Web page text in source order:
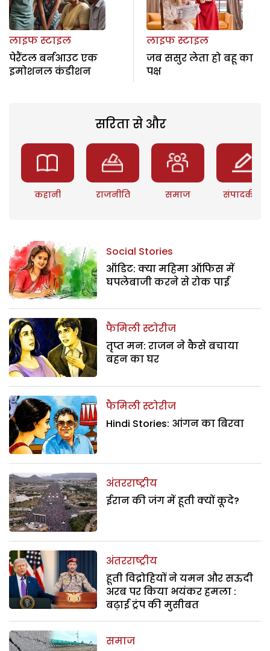
लाइफ स्टाइल
पेरैंटल बर्नआउट एक
इमोशनल कंडीशन
लाइफ स्टाइल
जब ससुर लेता हो बहू का
पक्ष
सरिता से और
कहानी राजनीति समाज संपादकीय
Social Stories
ऑडिट: क्या महिमा ऑफिस में
घपलेबाजी करने से रोक पाई
फैमिली स्टोरीज
तृप्त मन: राजन ने कैसे बचाया
बहन का घर
फैमिली स्टोरीज
Hindi Stories: आंगन का बिरवा
अंतरराष्ट्रीय
ईरान की जंग में हूती क्यों कूदे?
अंतरराष्ट्रीय
हूती विद्रोहियों ने यमन और सऊदी
अरब पर किया भयंकर हमला :
बढ़ाई ट्रंप की मुसीबत
समाज